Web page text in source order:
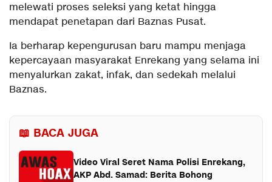
melewati proses seleksi yang ketat hingga
mendapat penetapan dari Baznas Pusat.
Ia berharap kepengurusan baru mampu menjaga
kepercayaan masyarakat Enrekang yang selama ini
menyalurkan zakat, infak, dan sedekah melalui
Baznas.
📖 BACA JUGA
Video Viral Seret Nama Polisi Enrekang,
AKP Abd. Samad: Berita Bohong